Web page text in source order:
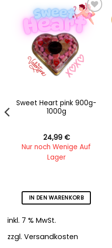
Add to
wishlist
Sweet Heart pink 900g-
1000g
24,99 €
Nur noch Wenige Auf
Lager
IN DEN WARENKORB
inkl. 7 % MwSt.
zzgl. Versandkosten